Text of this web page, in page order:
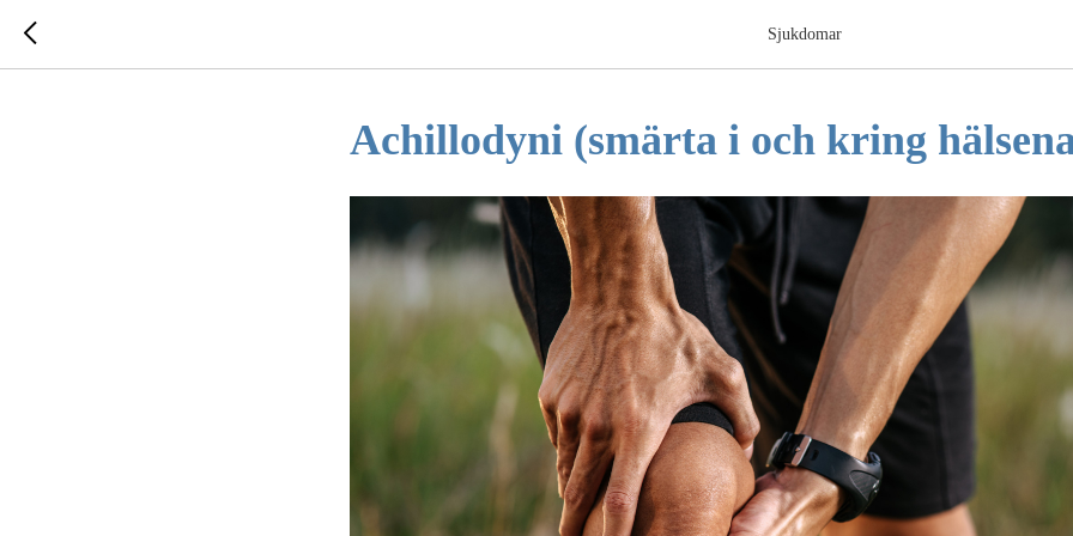
Sjukdomar
Achillodyni (smärta i och kring